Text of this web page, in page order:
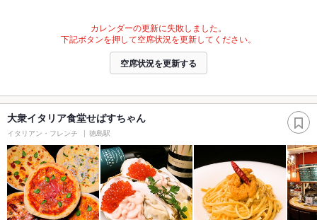
カレンダーの更新に失敗しました。
下記ボタンを押して空席状況を更新してください。
空席状況を更新する
大衆イタリア食堂せばすちゃん
イタリアン・フレンチ 徳島駅